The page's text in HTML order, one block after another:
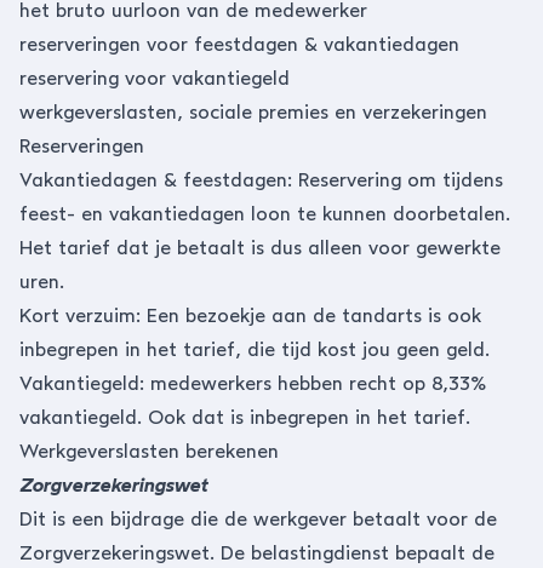
het bruto uurloon van de medewerker
reserveringen voor feestdagen & vakantiedagen
reservering voor vakantiegeld
werkgeverslasten, sociale premies en verzekeringen
Reserveringen
Vakantiedagen & feestdagen: Reservering om tijdens
feest- en vakantiedagen loon te kunnen doorbetalen.
Het tarief dat je betaalt is dus alleen voor gewerkte
uren.
Kort verzuim: Een bezoekje aan de tandarts is ook
inbegrepen in het tarief, die tijd kost jou geen geld.
Vakantiegeld: medewerkers hebben recht op 8,33%
vakantiegeld. Ook dat is inbegrepen in het tarief.
Werkgeverslasten berekenen
Zorgverzekeringswet
Dit is een bijdrage die de werkgever betaalt voor de
Zorgverzekeringswet. De belastingdienst bepaalt de